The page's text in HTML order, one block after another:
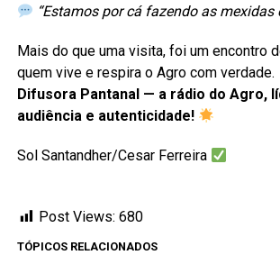
“Estamos por cá fazendo as mexidas
Mais do que uma visita, foi um encontro
quem vive e respira o Agro com verdade.
Difusora Pantanal — a rádio do Agro,
audiência e autenticidade!
Sol Santandher/Cesar Ferreira
Post Views: 680
TÓPICOS RELACIONADOS